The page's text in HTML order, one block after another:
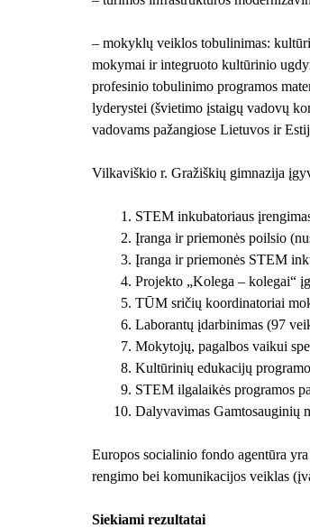
– mokyklų veiklos tobulinimas:
mokymai ir integruoto kultūrinio
profesinio tobulinimo programos
lyderystei (švietimo įstaigų vadovų
vadovams pažangiose Lietuvos ir
Vilkaviškio r. Gražiškių gimnazija
STEM inkubatoriaus
Įranga ir priemonės poilsio
Įranga ir priemonės STEM
Projekto „Kolega – kolegai“
TŪM sričių koordinatoriai
Laborantų įdarbinimas (97
Mokytojų, pagalbos vaikui
Kultūrinių edukacijų
STEM ilgalaikės programos
Dalyvavimas Gamtosauginių
Europos socialinio fondo agentūra
rengimo bei komunikacijos veiklas
Siekiami rezultatai